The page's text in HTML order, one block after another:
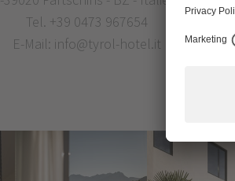
Tel. +39 0473 967654
E-Mail: info@tyrol-hotel.it